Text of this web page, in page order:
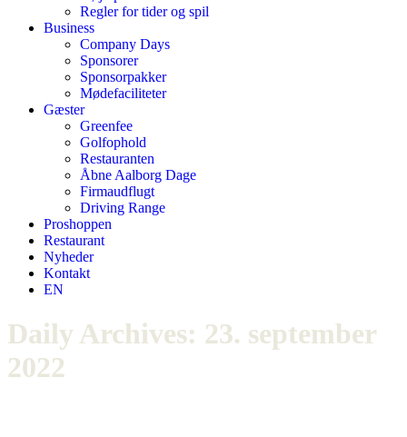
Regler for tider og spil
Business
Company Days
Sponsorer
Sponsorpakker
Mødefaciliteter
Gæster
Greenfee
Golfophold
Restauranten
Åbne Aalborg Dage
Firmaudflugt
Driving Range
Proshoppen
Restaurant
Nyheder
Kontakt
EN
Daily Archives: 23. september
2022